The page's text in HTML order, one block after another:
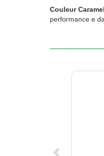
Couleur Caramel
performance e